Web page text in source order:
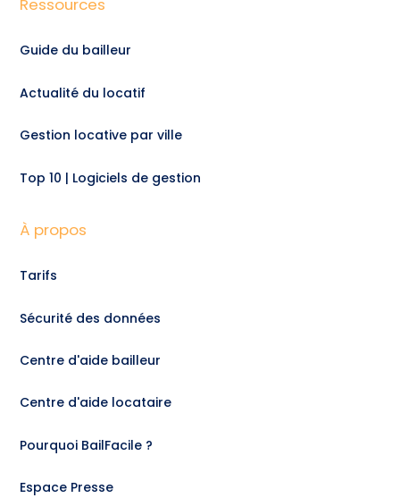
Ressources
Guide du bailleur
Actualité du locatif
Gestion locative par ville
Top 10 | Logiciels de gestion
À propos
Tarifs
Sécurité des données
Centre d'aide bailleur
Centre d'aide locataire
Pourquoi BailFacile ?
Espace Presse